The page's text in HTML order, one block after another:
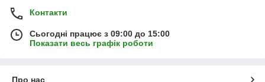
Контакти
Сьогодні працює з 09:00 до 15:00
Показати весь графік роботи
Про нас